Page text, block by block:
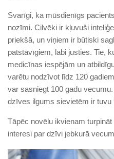
Svarīgi, ka mūsdienīgs
nozīmi. Cilvēki ir kļuvuši
priekšā, un viņiem ir būtiski
patstāvīgiem, labi justies. Tie,
medicīnas iespējām un
varētu nodzīvot līdz 120
var sasniegt 100 gadu
dzīves ilgums sievietēm ir tuvu
Tāpēc novēlu ikvienam
interesi par dzīvi jebkurā